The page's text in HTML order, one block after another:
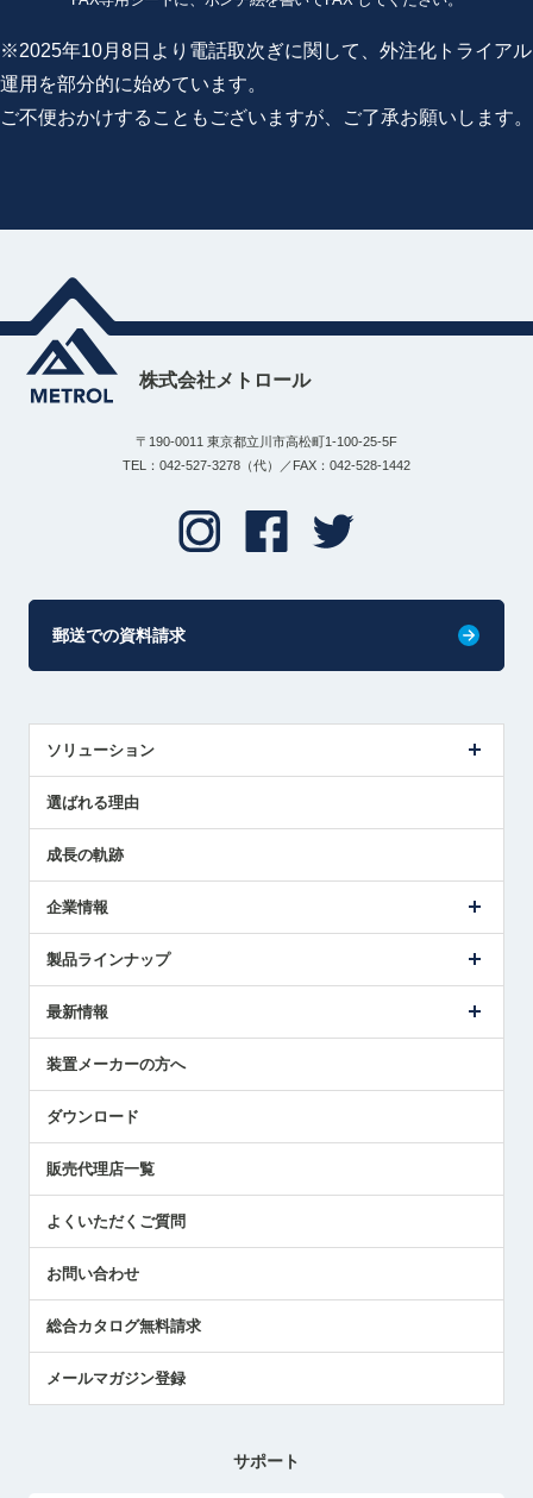
※2025年10月8日より電話取次ぎに関して、外注化トライアル
運用を部分的に始めています。
ご不便おかけすることもございますが、ご了承お願いします。
株式会社メトロール
〒190-0011 東京都立川市高松町1-100-25-5F
TEL：042-527-3278（代）／FAX：042-528-1442
郵送での資料請求
ソリューション
解決策提案
選ばれる理由
成長の軌跡
企業情報
ごあいさつ
受賞履歴
採用情報
国/地域/言語
製品ラインナップ
ツールセッタ製品
エアマイクロセンサ製品
最新情報
メトロールの技術
社員ブログ
中小企業のBCP地震対策
センサのテクニカルガイド
社長ブログ
装置メーカーの方へ
ダウンロード
販売代理店一覧
よくいただくご質問
お問い合わせ
総合カタログ無料請求
メールマガジン登録
サポート